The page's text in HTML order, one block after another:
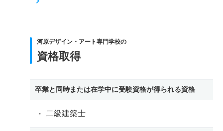
河原デザイン・アート専門学校の
資格取得
卒業と同時または在学中に受験資格が得られる資格
二級建築士